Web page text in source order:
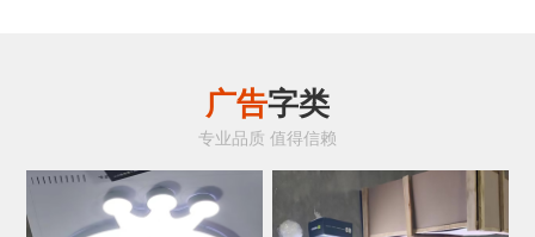
广告字类
专业品质 值得信赖